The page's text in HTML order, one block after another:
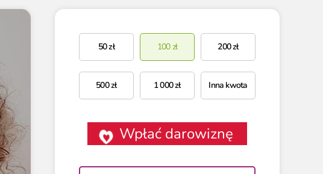
50zł 100zł 200zł
500zł 1 000zł Inna kwota
Wpłać darowiznę